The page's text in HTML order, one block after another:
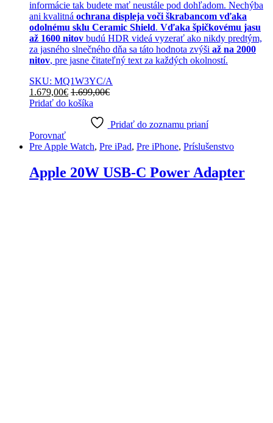
informácie tak budete mať neustále pod dohľadom. Nechýba
ani kvalitná ochrana displeja voči škrabancom vďaka
odolnému sklu Ceramic Shield. Vďaka špičkovému jasu
až 1600 nitov budú HDR videá vyzerať ako nikdy predtým,
za jasného slnečného dňa sa táto hodnota zvýši až na 2000
nitov, pre jasne čitateľný text za každých okolností.
SKU: MQ1W3YC/A
1.679,00€ 1.699,00€
Pridať do košíka
Pridať do zoznamu prianí
Porovnať
Pre Apple Watch, Pre iPad, Pre iPhone, Príslušenstvo
Apple 20W USB-C Power Adapter